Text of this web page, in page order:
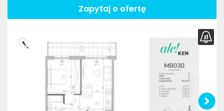
Zapytaj o ofertę